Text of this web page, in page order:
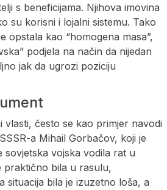
s beneficijama. Njihova imovina
su korisni i lojalni sistemu. Tako
opstala kao “homogena masa”,
podjela na način da nijedan
jak da ugrozi poziciju
vlasti, često se kao primjer navodi
a Mihail Gorbačov, koji je
sovjetska vojska vodila rat u
praktično bila u rasulu,
situacija bila je izuzetno loša, a